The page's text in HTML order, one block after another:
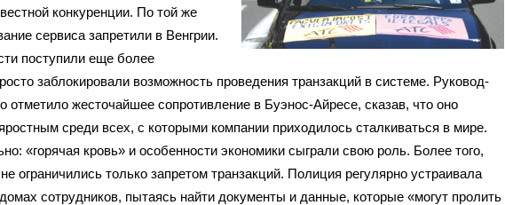
конкуренции. По той же
сервиса за­претили в Венгрии.
поступили еще более
заблокировали возможность про­ведения транзакций в системе. Руковод­
отметило жесточайшее сопротивление в Буэнос-Айресе, сказав, что оно
среди всех, с которыми компании приходилось сталкиваться в мире.
«горячая кровь» и особенности экономики сыграли свою роль. Более того,
ограничились только запретом транзакций. Полиция регуляр­но устраивала
сотрудников, пытаясь найти документы и данные, которые «могут пролить